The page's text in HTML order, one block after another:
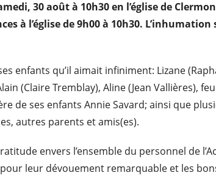
30 août à 10h30 en l’église de
à l’église de 9h00 à 10h30. L’inhumation
enfants qu’il aimait infiniment: Lizane
(Claire Tremblay), Aline (Jean Vallières),
de ses enfants Annie Savard; ainsi que
autres parents et amis(es).
envers l’ensemble du personnel de
leur dévouement remarquable et les